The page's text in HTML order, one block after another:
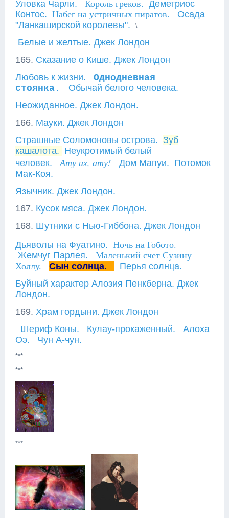
Уловка Чарли.
Король греков. Деметриос
Контос. Набег на устричных пиратов.
Осада
"Ланкаширской королевы".
\
Белые и желтые. Джек Лондон
165. Сказание о Кише. Джек Лондон
Любовь к жизни.
Однодневная
стоянка.
Обычай белого человека.
Неожиданное. Джек Лондон.
166. Мауки. Джек Лондон
Страшные Соломоновы острова. Зуб
кашалота. Неукротимый белый
человек.
Ату их, ату! Дом Мапуи. Потомок
Мак-Коя.
Язычник. Джек Лондон.
167. Кусок мяса. Джек Лондон.
168. Шутники с Нью-Гиббона. Джек Лондон
Дьяволы на Фуатино. Ночь на Гобото.
Жемчуг Парлея.
Маленький счет Сузину
Холлу.
Сын солнца.
Перья солнца.
Буйный характер Алозия Пенкберна. Джек
Лондон.
169. Храм гордыни. Джек Лондон
Шериф Коны.
Кулау-прокаженный.
Алоха
Оэ.
Чун А-чун.
***
***
***